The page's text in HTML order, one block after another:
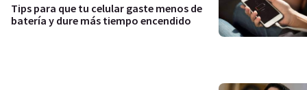
Tips para que tu celular gaste menos de
batería y dure más tiempo encendido